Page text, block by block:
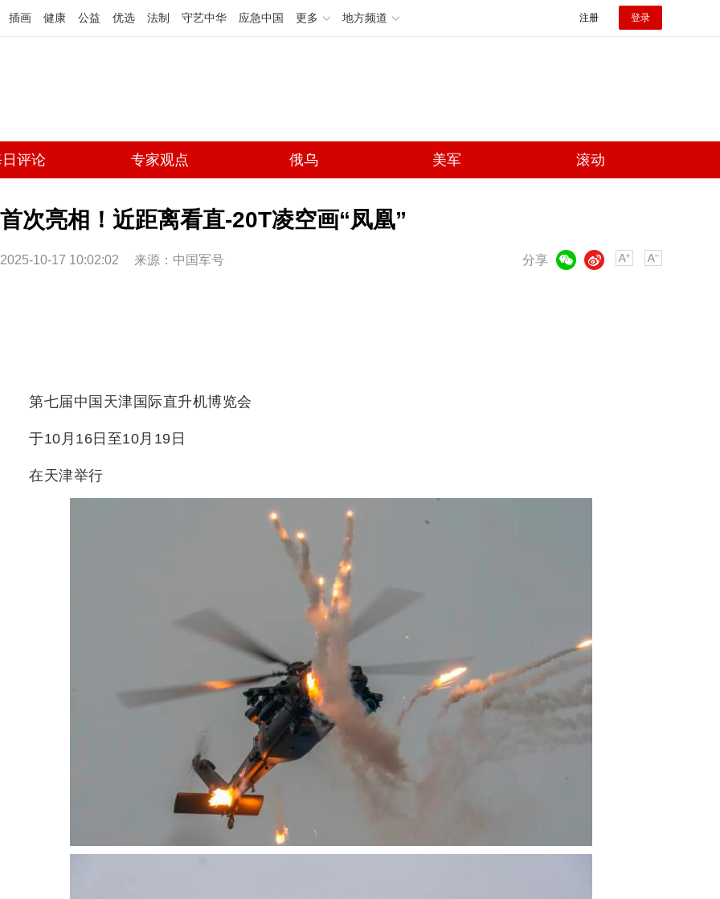
插画 健康 公益 优选 法制 守艺中华 应急中国 更多 地方频道 注册 登录
评论 专家观点 俄乌 美军 滚动
首次亮相！近距离看直-20T凌空画“凤凰”
2025-10-17 10:02:02 来源：中国军号 分享
微博
第七届中国天津国际直升机博览会
于10月16日至10月19日
在天津举行